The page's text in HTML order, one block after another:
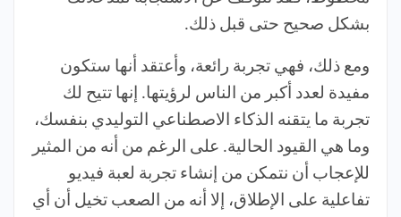
بشكل صحيح حتى قبل ذلك.
ومع ذلك، فهي تجربة رائعة، وأعتقد أنها ستكون
مفيدة لعدد أكبر من الناس لرؤيتها. إنها تتيح لك
تجربة ما يتقنه الذكاء الاصطناعي التوليدي بنفسك،
وما هي القيود الحالية. على الرغم من أنه من المثير
للإعجاب أن نتمكن من إنشاء تجربة لعبة فيديو
تفاعلية على الإطلاق، إلا أنه من الصعب تخيل أن أي